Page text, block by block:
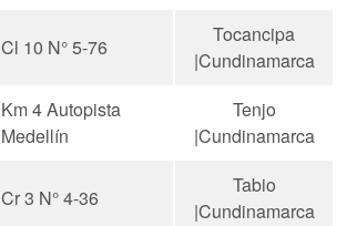
Cl 10 N° 5-76
Tocancipa
|Cundinamarca
Km 4 Autopista
Medellín
Tenjo
|Cundinamarca
Cr 3 N° 4-36
Tabio
|Cundinamarca